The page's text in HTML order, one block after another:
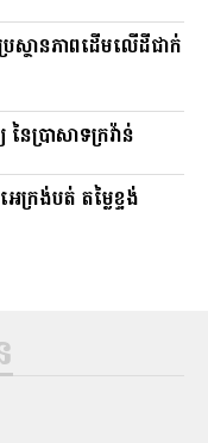
ស្ថានភាពដើមលើដីជាក់
នៃប្រាសាទក្រវ៉ាន់
រង់បត់ តម្លៃខ្ទង់